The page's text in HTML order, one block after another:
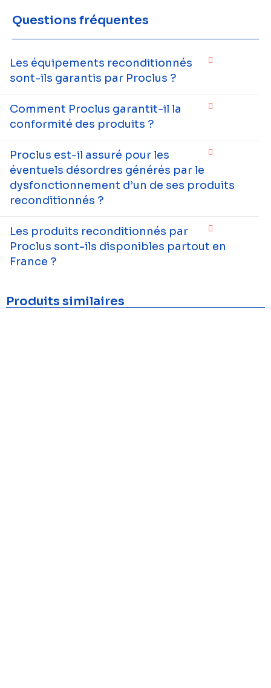
Questions fréquentes
Les équipements reconditionnés
sont-ils garantis par Proclus ?
Comment Proclus garantit-il la
conformité des produits ?
Proclus est-il assuré pour les
éventuels désordres générés par le
dysfonctionnement d’un de ses produits
reconditionnés ?
Les produits reconditionnés par
Proclus sont-ils disponibles partout en
France ?
Produits similaires